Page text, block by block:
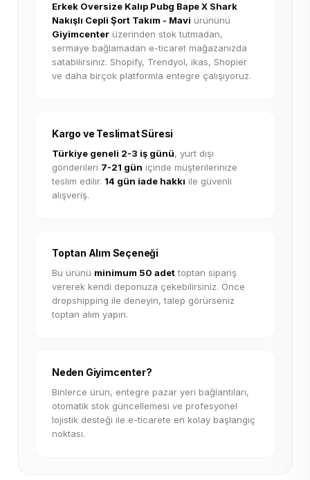
Erkek Oversize Kalıp Pubg Bape X Shark
Nakışlı Cepli Şort Takım - Mavi ürününü
Giyimcenter üzerinden stok tutmadan,
sermaye bağlamadan e-ticaret mağazanızda
satabilirsiniz. Shopify, Trendyol, ikas, Shopier
ve daha birçok platformla entegre çalışıyoruz.
Kargo ve Teslimat Süresi
Türkiye geneli 2-3 iş günü, yurt dışı
gönderileri 7-21 gün içinde müşterilerinize
teslim edilir. 14 gün iade hakkı ile güvenli
alışveriş.
Toptan Alım Seçeneği
Bu ürünü minimum 50 adettoptan sipariş
vererek kendi deponuza çekebilirsiniz. Önce
dropshipping ile deneyin, talep görürseniz
toptan alım yapın.
Neden Giyimcenter?
Binlerce ürün, entegre pazar yeri bağlantıları,
otomatik stok güncellemesi ve profesyonel
lojistik desteği ile e-ticarete en kolay başlangıç
noktası.